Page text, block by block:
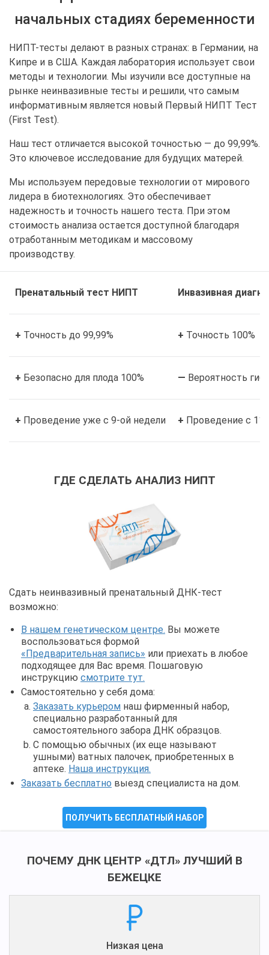
начальных стадиях беременности
НИПТ-тесты делают в разных странах: в Германии, на
Кипре и в США. Каждая лаборатория использует свои
методы и технологии. Мы изучили все доступные на
рынке неинвазивные тесты и решили, что самым
информативным является новый Первый НИПТ Тест
(First Test).
Наш тест отличается высокой точностью — до 99,99%.
Это ключевое исследование для будущих матерей.
Мы используем передовые технологии от мирового
лидера в биотехнологиях. Это обеспечивает
надежность и точность нашего теста. При этом
стоимость анализа остается доступной благодаря
отработанным методикам и массовому
производству.
Пренатальный тест НИПТ Инвазивная
+ Точность до 99,99% + Точность 100%
+ Безопасно для плода 100% — Вероятность
+ Проведение уже с 9-ой недели + Проведение с
ГДЕ СДЕЛАТЬ АНАЛИЗ НИПТ
Сдать неинвазивный пренатальный ДНК-тест
возможно:
В нашем генетическом центре. Вы можете
воспользоваться формой
«Предварительная запись» или приехать в любое
подходящее для Вас время. Пошаговую
инструкцию смотрите тут.
Самостоятельно у себя дома:
Заказать курьером наш фирменный набор,
специально разработанный для
самостоятельного забора ДНК образцов.
С помощью обычных (их еще называют
ушными) ватных палочек, приобретенных в
аптеке. Наша инструкция.
Заказать бесплатно выезд специалиста на дом.
ПОЛУЧИТЬ БЕСПЛАТНЫЙ НАБОР
ПОЧЕМУ ДНК ЦЕНТР «ДТЛ» ЛУЧШИЙ В
БЕЖЕЦКЕ
Низкая цена